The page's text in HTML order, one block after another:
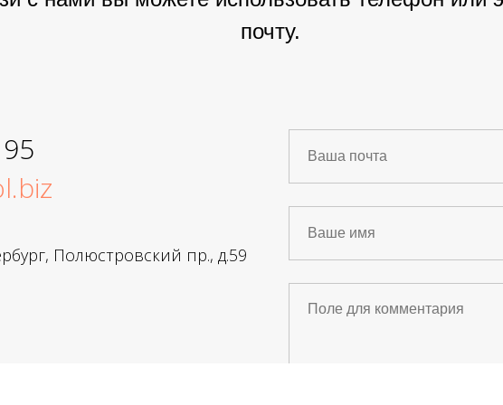
почту.
Полюстровский пр., д.59